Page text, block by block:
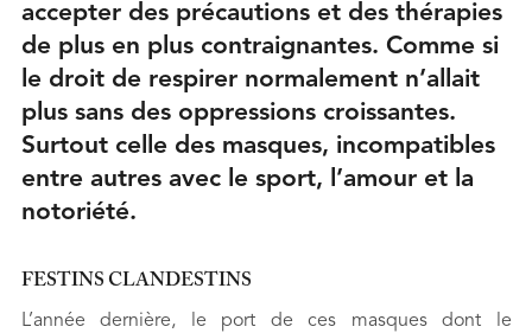
accepter des précautions et des thérapies
de plus en plus contraignantes. Comme si
le droit de respirer normalement n’allait
plus sans des oppressions croissantes.
Surtout celle des masques, incompatibles
entre autres avec le sport, l’amour et la
notoriété.
FESTINS CLANDESTINS
L’année dernière, le port de ces masques dont le